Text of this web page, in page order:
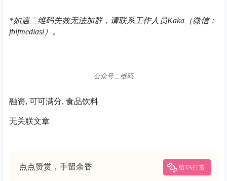
*如遇二维码失效无法加群，请联系工作人员Kaka（微信：
fbifmediasi）。
公众号二维码
融资, 可可满分, 食品饮料
无关联文章
点点赞赏，手留余香 给TA打赏